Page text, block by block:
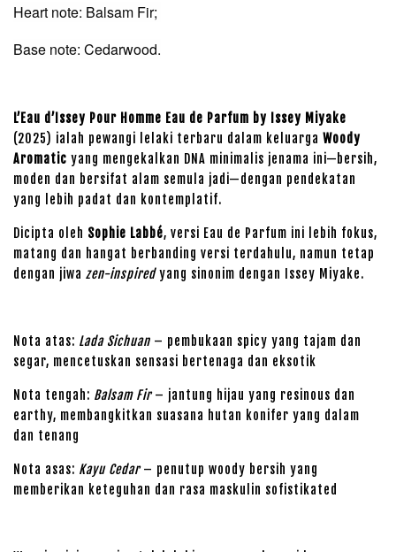
Heart note: Balsam Fir;
Base note: Cedarwood.
L’Eau d’Issey Pour Homme Eau de Parfum by Issey Miyake
(2025) ialah pewangi lelaki terbaru dalam keluarga Woody
Aromatic yang mengekalkan DNA minimalis jenama ini—bersih,
moden dan bersifat alam semula jadi—dengan pendekatan
yang lebih padat dan kontemplatif.
Dicipta oleh Sophie Labbé, versi Eau de Parfum ini lebih fokus,
matang dan hangat berbanding versi terdahulu, namun tetap
dengan jiwa zen-inspiredyang sinonim dengan Issey Miyake.
Nota atas: Lada Sichuan – pembukaan spicy yang tajam dan
segar, mencetuskan sensasi bertenaga dan eksotik
Nota tengah: Balsam Fir– jantung hijau yang resinous dan
earthy, membangkitkan suasana hutan konifer yang dalam
dan tenang
Nota asas: Kayu Cedar– penutup woody bersih yang
memberikan keteguhan dan rasa maskulin sofistikated